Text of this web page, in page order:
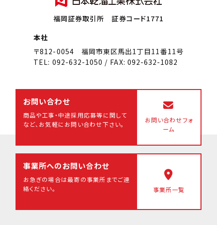
福岡証券取引所 証券コード1771
本社
〒812-0054 福岡市東区馬出1丁目11番11号
TEL: 092-632-1050 / FAX: 092-632-1082
お問い合わせ
商品や工事・中途採用応募等に関して
など、 お気軽にお問い合わせ下さい。
お問い合わせフォ
ーム
事業所へのお問い合わせ
お急ぎの場合は最寄の事業所までご連
絡ください。
事業所一覧